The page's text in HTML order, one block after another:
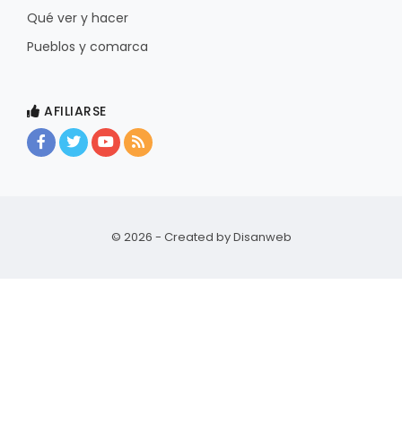
Qué ver y hacer
Pueblos y comarca
AFILIARSE
© 2026 - Created byDisanweb